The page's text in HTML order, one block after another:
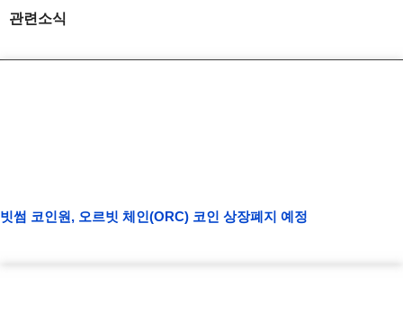
관련소식
빗썸 코인원, 오르빗 체인(ORC) 코인 상장폐지 예정